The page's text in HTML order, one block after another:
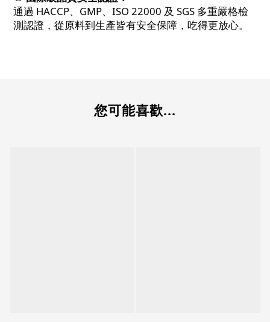
通過 HACCP、GMP、ISO 22000 及 SGS 多重嚴格檢
測認證，從原料到生產皆有安全保障，吃得更放心。
您可能喜歡...